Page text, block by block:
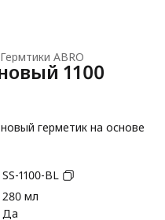
Гермтики ABRO
1100
герметик на основе
всех видов швов и
стекол. Может
когда нужна изоляция от
и прочность.
стеклу, фарфору,
SS-1100-BL
280 мл
Да